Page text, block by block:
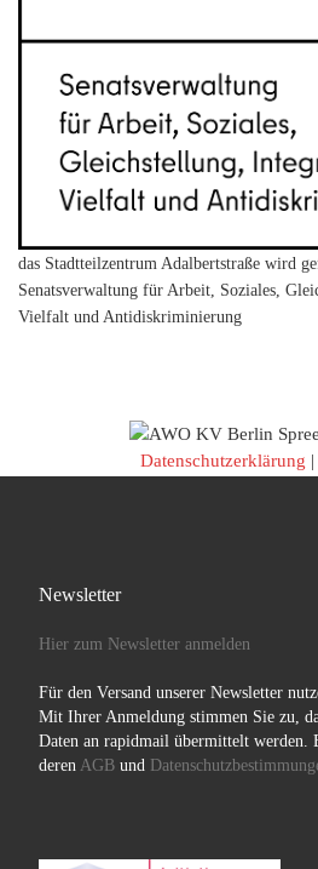
das Stadtteilzentrum Adalbertstraße wird
Senatsverwaltung für Arbeit, Soziales,
Vielfalt und Antidiskriminierung
Datenschutzerklärung |
Newsletter
Hier zum Newsletter anmelden
Für den Versand unserer Newsletter
Mit Ihrer Anmeldung stimmen Sie zu,
Daten an rapidmail übermittelt werden.
deren AGBund